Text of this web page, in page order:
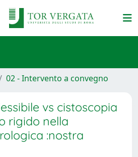
02 - Intervento a convegno
vs cistoscopia
rigido nella
:nostra